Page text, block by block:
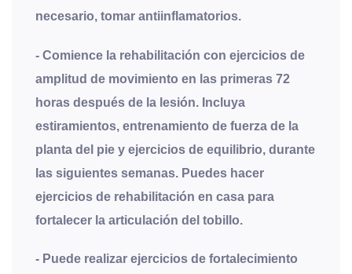
necesario, tomar antiinflamatorios.
- Comience la rehabilitación con ejercicios de
amplitud de movimiento en las primeras 72
horas después de la lesión. Incluya
estiramientos, entrenamiento de fuerza de la
planta del pie y ejercicios de equilibrio, durante
las siguientes semanas. Puedes hacer
ejercicios de rehabilitación en casa para
fortalecer la articulación del tobillo.
- Puede realizar ejercicios de fortalecimiento